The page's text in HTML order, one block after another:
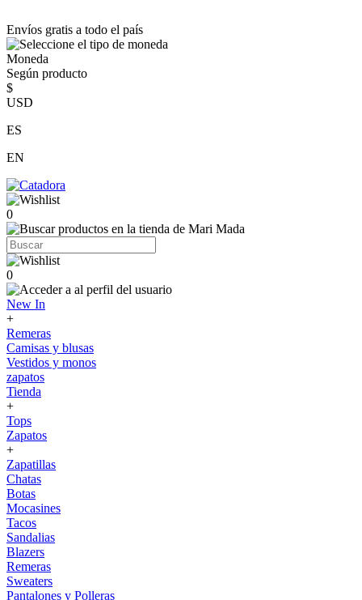
Envíos gratis a todo el país
Moneda
Según producto
$
USD
ES
EN
0
0
New In
+
Remeras
Camisas y blusas
Vestidos y monos
zapatos
Tienda
+
Tops
Zapatos
+
Zapatillas
Chatas
Botas
Mocasines
Tacos
Sandalias
Blazers
Remeras
Sweaters
Pantalones y Polleras